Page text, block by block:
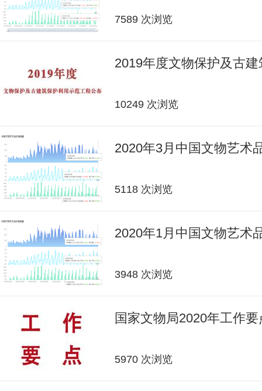
7589 次浏览
2019年度文物保护及古
10249 次浏览
2020年3月中国文物艺术
5118 次浏览
2020年1月中国文物艺术
3948 次浏览
国家文物局2020年工作要
5970 次浏览